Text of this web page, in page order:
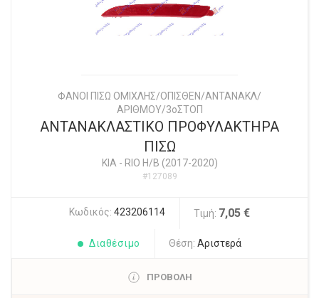
ΦΑΝΟΙ ΠΙΣΩ ΟΜΙΧΛΗΣ/ΟΠΙΣΘΕΝ/ΑΝΤΑΝΑΚΛ/
ΑΡΙΘΜΟΥ/3οΣΤΟΠ
ΑΝΤΑΝΑΚΛΑΣΤΙΚΟ ΠΡΟΦΥΛΑΚΤΗΡΑ
ΠΙΣΩ
KIA - RIO Η/Β (2017-2020)
#127089
Κωδικός: 423206114 Τιμή: 7,05 €
Διαθέσιμο Θέση: Αριστερά
ΠΡΟΒΟΛΗ